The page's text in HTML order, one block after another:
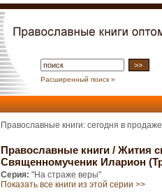
Расширенный поиск »
Православные книги: сегодня в продаже
Православные книги / Жития
Священномученик Иларион
Серия: "На страже веры"
Показать все книги из этой серии >>